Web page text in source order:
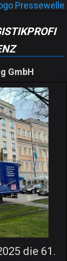
GmbH
die 61.